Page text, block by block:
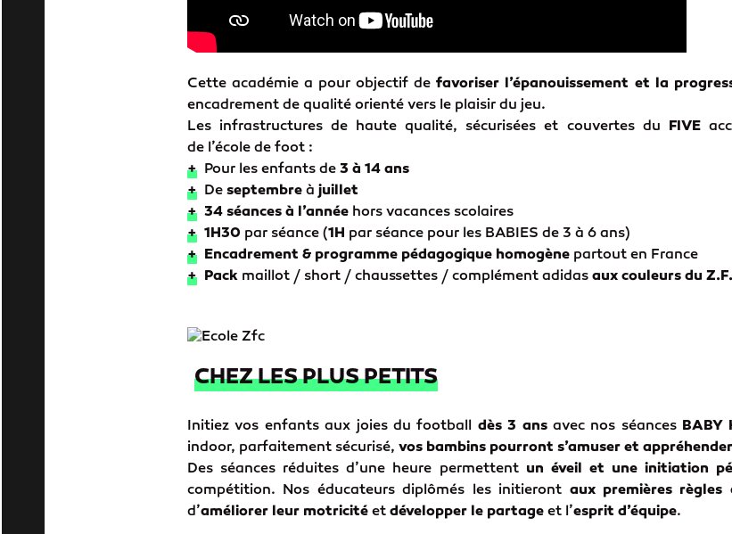
Cette académie a pour objectif defavoriser l’épanouissement et la
encadrement de qualité orienté vers le plaisir du jeu.
Les infrastructures de haute qualité, sécurisées et couvertes du FIVE
de l’école de foot :
+ Pour les enfants de 3 à 14 ans
+ De septembre à juillet
+ 34 séances à l’année hors vacances scolaires
+ 1H30 par séance (1H par séance pour les BABIES de 3 à 6 ans)
+ Encadrement & programme pédagogique homogène partout en France
+ Pack maillot / short / chaussettes / complément adidas aux couleurs du
CHEZ LES PLUS PETITS
Initiez vos enfants aux joies du football dès 3 ansavec nos séances BABY
indoor, parfaitement sécurisé, vos bambins pourront s’amuser et
Des séances réduites d’une heure permettent un éveil et une initiation
compétition. Nos éducateurs diplômés les initieront aux premières
d’améliorer leur motricité et développer le partage et l’esprit d’équipe.